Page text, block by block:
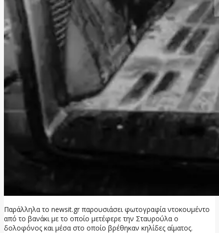
Παράλληλα το newsit.gr παρουσιάσει φωτογραφία ντοκουμέντο
από το βανάκι με το οποίο μετέφερε την Σταυρούλα ο
δολοφόνος και μέσα στο οποίο βρέθηκαν κηλίδες αίματος.